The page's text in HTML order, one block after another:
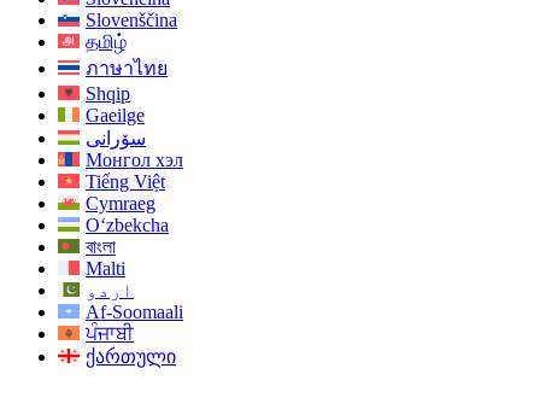
Slovenščina
தமிழ்
ภาษาไทย
Shqip
Gaeilge
سۆرانی
Монгол хэл
Tiếng Việt
Cymraeg
O‘zbekcha
বাংলা
Malti
اردو
Af-Soomaali
ਪੰਜਾਬੀ
ქართული